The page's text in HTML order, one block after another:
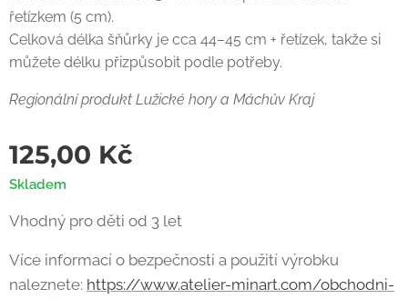
řetízkem (5 cm).
Celková délka šňůrky je cca 44–45 cm + řetízek, takže si
můžete délku přizpůsobit podle potřeby.
Regionální produkt Lužické hory a Máchův Kraj
125,00 Kč
Skladem
Vhodný pro děti od 3 let
Více informací o bezpečnosti a použití výrobku
naleznete: https://www.atelier-minart.com/obchodni-